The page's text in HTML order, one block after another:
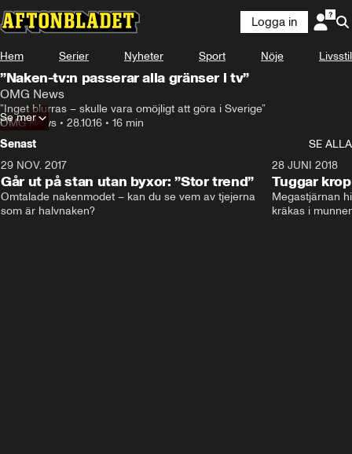
Logga in
Hem Serier Nyheter Sport Nöje Livsstil
”Naken-tv:n passerar alla gränser i tv”
OMG News
”Inget blurras – skulle vara omöjligt att göra i Sverige”
OMG News • 28.10.16 • 16 min
Se mer
Senast
SE ALLA
29 NOV. 2017
Går ut på stan utan byxor: ”Stor trend”
Omtalade nakenmodet – kan du se vem av tjejerna
som är halvnaken?
28 JUNI 2018
Tuggar
Megastjärnan
kräkas i